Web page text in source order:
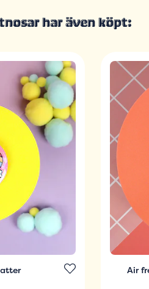
har även köpt:
Air